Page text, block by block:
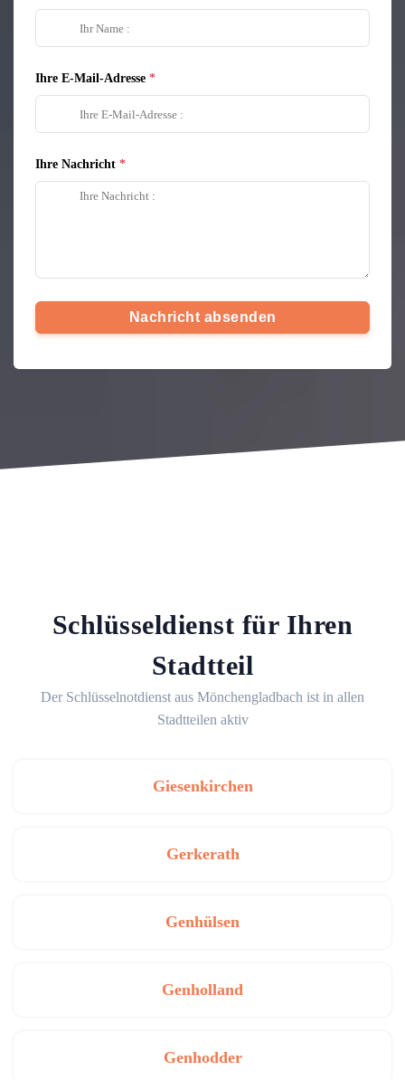
Ihre E-Mail-Adresse
Ihre Nachricht
Nachricht absenden
Schlüsseldienst für Ihren
Stadtteil
Der Schlüsselnotdienst aus Mönchengladbach ist in allen
Stadtteilen aktiv
Giesenkirchen
Gerkerath
Genhülsen
Genholland
Genhodder